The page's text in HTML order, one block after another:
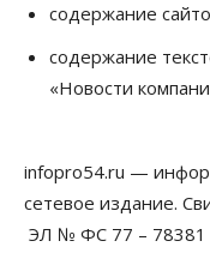
Право&Порядок
Новосибирец
кондитерские
Бизнес Власть
вывели зарплату
05 Августа 2026, 12:00
содержание
содержание
«Новости
infopro54.ru —
сетевое издание.
ЭЛ № ФС 77 – 78381